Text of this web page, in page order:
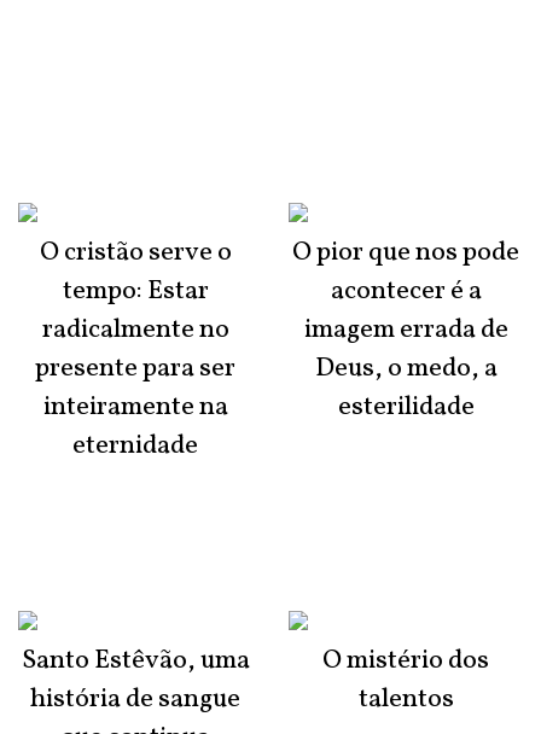
O cristão serve o
tempo: Estar
radicalmente no
presente para ser
inteiramente na
eternidade
Santo Estêvão, uma
história de sangue
O pior que nos pode
acontecer é a
imagem errada de
Deus, o medo, a
esterilidade
O mistério dos
talentos